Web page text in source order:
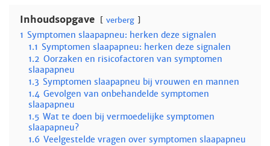
Inhoudsopgave verberg
1 Symptomen slaapapneu: herken deze signalen
1.1 Symptomen slaapapneu: herken deze signalen
1.2 Oorzaken en risicofactoren van symptomen
slaapapneu
1.3 Symptomen slaapapneu bij vrouwen en mannen
1.4 Gevolgen van onbehandelde symptomen
slaapapneu
1.5 Wat te doen bij vermoedelijke symptomen
slaapapneu?
1.6 Veelgestelde vragen over symptomen slaapapneu